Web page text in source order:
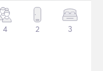
4 2 3